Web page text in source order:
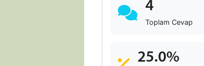
4
Toplam Cevap
25.0%